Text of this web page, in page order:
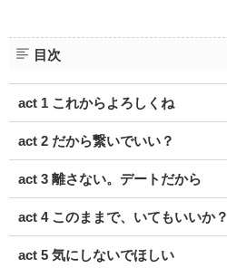
目次
act 1 これからよろしくね
act 2 だから繋いでいい？
act 3 離さない。デートだから
act 4 このままで、いてもいいか？
act 5 気にしないでほしい